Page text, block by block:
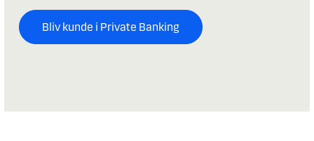
Bliv kunde i Private Banking